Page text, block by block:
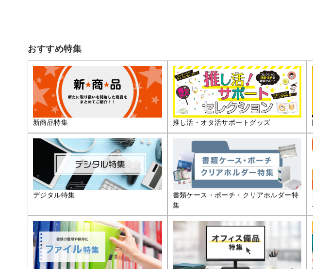
おすすめ特集
新商品特集 推し活・オタ活サポートグッズ
デジタル特集
書類ケース・ポーチ・クリアホルダー特
集